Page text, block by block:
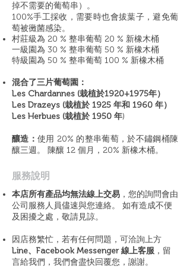
掉不需要的葡萄串）。
100%手工採收，需要時也會拔葉子，避免葡
萄被黴菌感染。
村莊級為 20 % 整串葡萄 20 % 新橡木桶
一級園為 30 % 整串葡萄 50 % 新橡木桶
特級園為 50 % 整串葡萄 100 % 新橡木桶
混合了三片葡萄園：
Les Chardannes (栽植於1920+1975年）
Les Drazeys (栽植於 1925 年和 1960 年）
Les Herbues (栽植於 1950 年)
釀造： 使用 20% 的整串葡萄，於不鏽鋼桶陳
釀三週。 陳釀 12 個月，20% 新橡木桶。
​服務說明
本店所有產品均無法線上交易 ，您的詢問會由
公司服務人員儘速與您連絡。 如有造成不便
及困擾之處，敬請見諒。
因店務繁忙，若有任何問題，可洽詢上方
Line、Facebook Messenger 線上客服 ，留
言給我們，我們會盡快回覆您，謝謝。